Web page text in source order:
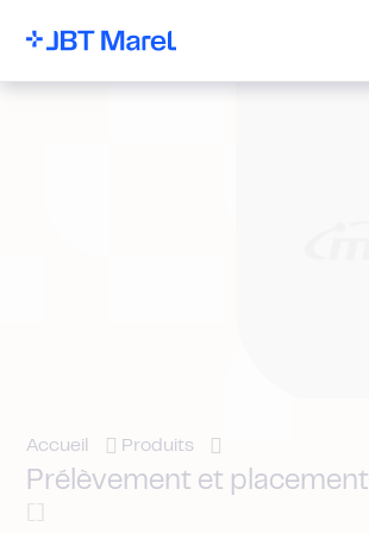
Accueil Produits
Prélèvement et placement